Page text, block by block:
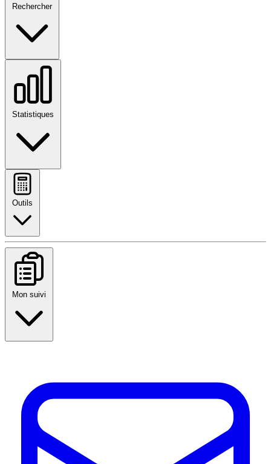
Rechercher
Statistiques
Outils
Mon suivi